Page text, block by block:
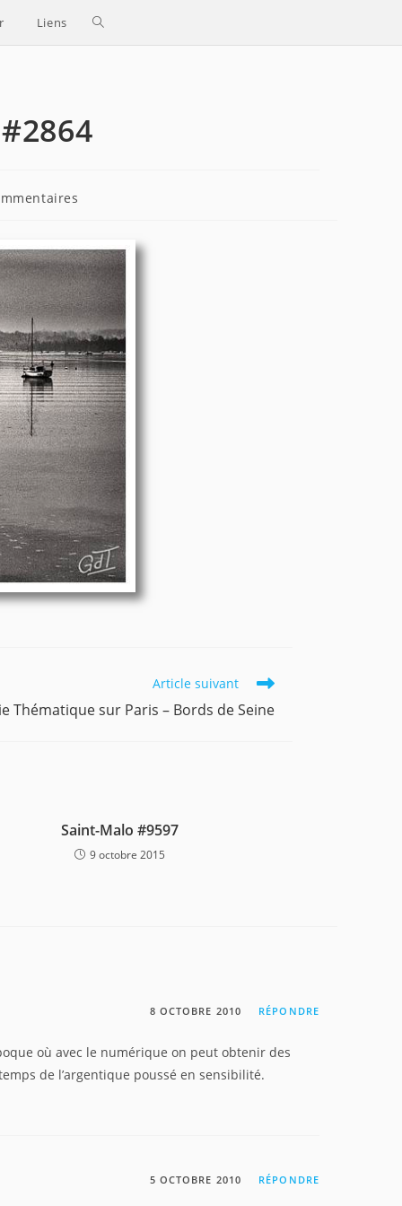
Liens Toggle
:
Article suivant
Thématique sur Paris – Bords de Seine
Saint-Malo #9597
9 octobre 2015
8 OCTOBRE 2010 RÉPONDRE
où avec le numérique on peut obtenir des
de l’argentique poussé en sensibilité.
5 OCTOBRE 2010 RÉPONDRE